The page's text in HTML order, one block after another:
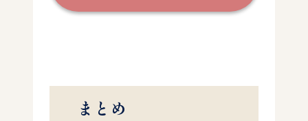
まとめ